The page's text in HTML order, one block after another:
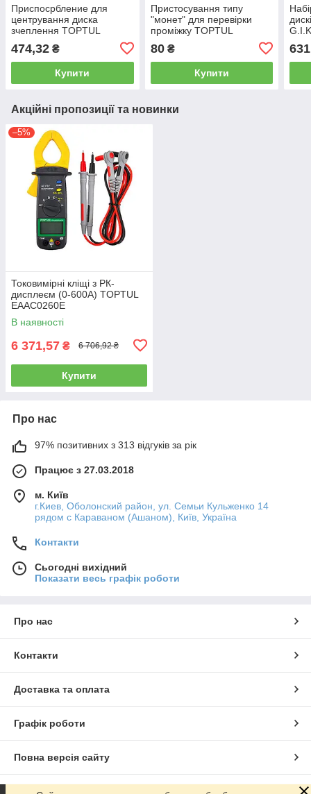
Приспосрбление для
центрування диска
зчеплення TOPTUL
474,32 ₴
Купити
Пристосування типу
"монет" для перевірки
проміжку TOPTUL
80₴
Купити
631
Акційні пропозиції та новинки
–5%
Токовимірні кліщі з РК-
дисплеєм (0-600А) TOPTUL
EAAC0260E
В наявності
6 371,57 ₴ 6 706,92 ₴
Купити
Про нас
97% позитивних з 313 відгуків за рік
Працює з 27.03.2018
м. Київ
г.Киев, Оболонский район, ул. Семьи Кульженко 14
рядом с Караваном (Ашаном), Київ, Україна
Контакти
Сьогодні вихідний
Показати весь графік роботи
Про нас
Контакти
Доставка та оплата
Графік роботи
Повна версія сайту
Сайт створено на маркетплейсі Prom.ua